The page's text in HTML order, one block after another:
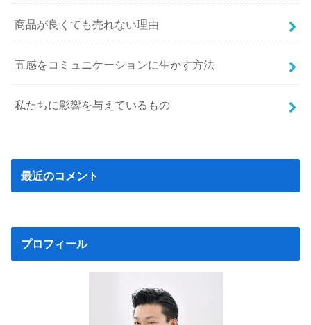
商品が良くても売れない理由
五感をコミュニケーションに生かす方法
私たちに影響を与えているもの
最近のコメント
プロフィール